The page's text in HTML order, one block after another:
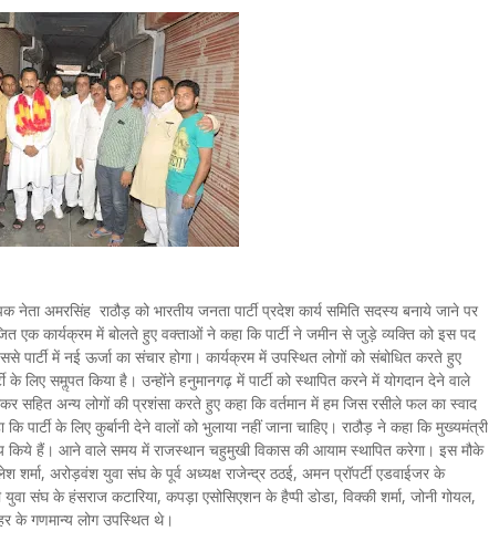
अमरसिंह राठौड़ को भारतीय जनता पार्टी प्रदेश कार्य समिति सदस्य बनाये जाने पर
एक कार्यक्रम में बोलते हुए वक्ताओं ने कहा कि पार्टी ने जमीन से जुड़े व्यक्ति को इस पद
पार्टी में नई ऊर्जा का संचार होगा। कार्यक्रम में उपस्थित लोगों को संबोधित करते हुए
समॢपत किया है। उन्होंने हनुमानगढ़ में पार्टी को स्थापित करने में योगदान देने वाले
सहित अन्य लोगों की प्रशंसा करते हुए कहा कि वर्तमान में हम जिस रसीले फल का स्वाद
के लिए कुर्बानी देने वालों को भुलाया नहीं जाना चाहिए। राठौड़ ने कहा कि मुख्यमंत्री
किये हैं। आने वाले समय में राजस्थान चहुमुखी विकास की आयाम स्थापित करेगा। इस मौके
शर्मा, अरोड़वंश युवा संघ के पूर्व अध्यक्ष राजेन्द्र ठठई, अमन प्रॉपर्टी एडवाईजर के
संघ के हंसराज कटारिया, कपड़ा एसोसिएशन के हैप्पी डोडा, विक्की शर्मा, जोनी गोयल,
के गणमान्य लोग उपस्थित थे।